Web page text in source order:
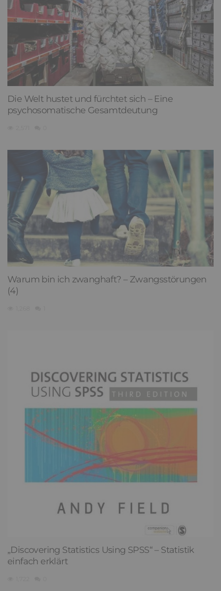
Die Welt hustet und fürchtet sich – Eine
psychosomatische Gesamtdeutung
Warum bin ich zwanghaft? – Zwangsstörungen
(4)
„Discovering Statistics Using SPSS“ – Statistik
einfach erklärt